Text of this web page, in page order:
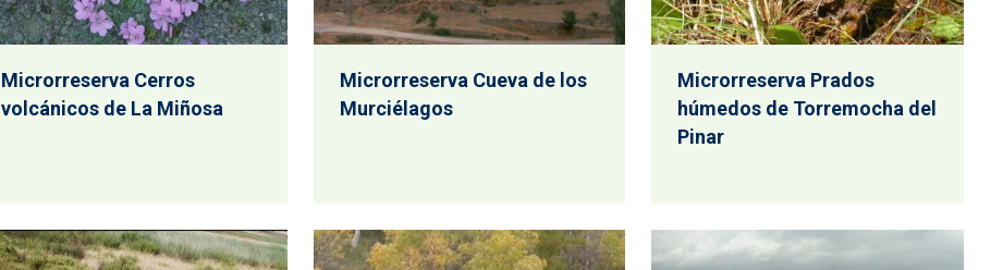
Microrreserva Cerros
volcánicos de La Miñosa
Microrreserva Cueva de los
Murciélagos
Microrreserva Prados
húmedos de Torremocha del
Pinar